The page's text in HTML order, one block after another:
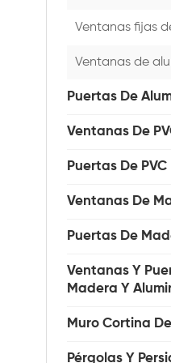
Ventanas fijas
Ventanas de
Puertas De
Ventanas De
Puertas De PVC
Ventanas De
Puertas De
Ventanas Y
Madera Y
Muro Cortina
Pérgolas Y